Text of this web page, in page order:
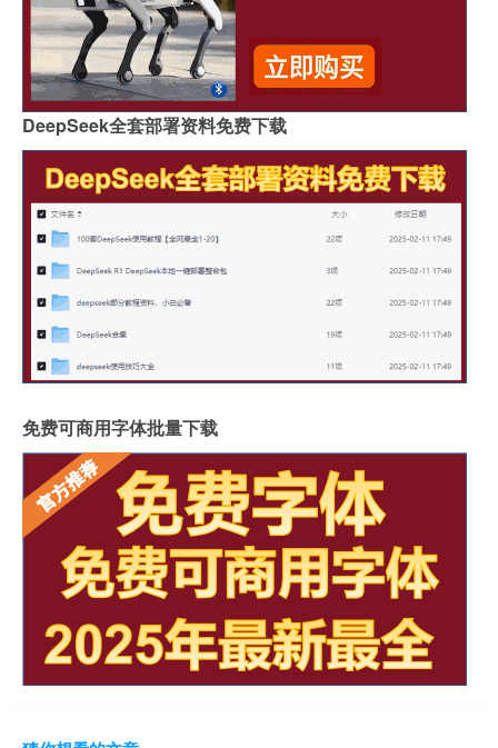
DeepSeek全套部署资料免费下载
免费可商用字体批量下载